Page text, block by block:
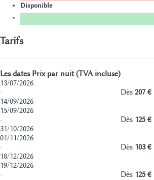
Disponible
Tarifs
Les dates Prix par nuit (TVA incluse)
13/07/2026
·
14/09/2026
Dès 207 €
15/09/2026
·
31/10/2026
Dès 125 €
01/11/2026
·
18/12/2026
Dès 103 €
19/12/2026
·
Dès 125 €